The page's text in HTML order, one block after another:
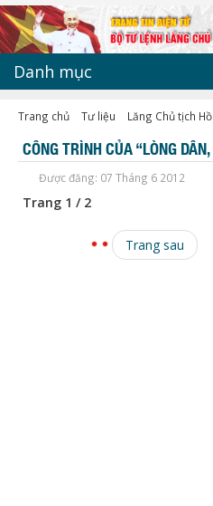
Danh mục
Trang chủ Tư liệu Lăng Chủ tịch
CÔNG TRÌNH CỦA “LÒNG
Được đăng: 07 Tháng 6 2012
Trang 1 / 2
Trang sau